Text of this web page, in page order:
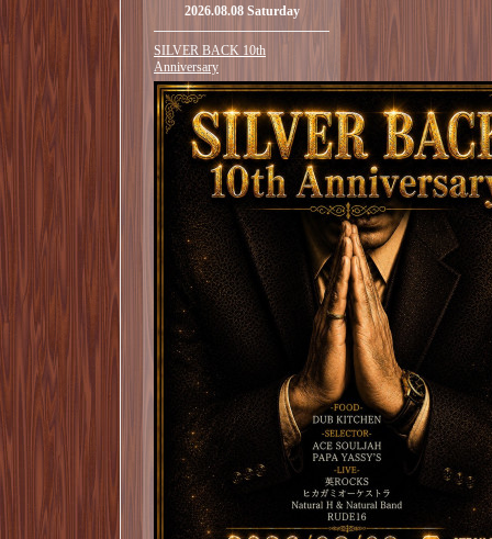
2026.08.08 Saturday
SILVER BACK 10th
Anniversary